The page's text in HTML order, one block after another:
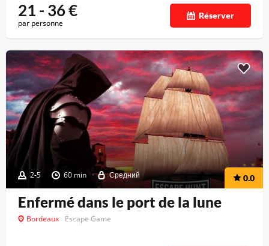
21 - 36€
par personne
Réserver
2-5 60 min Средний 0.0
Enfermé dans le port de la lune
Bordeaux Escape Game